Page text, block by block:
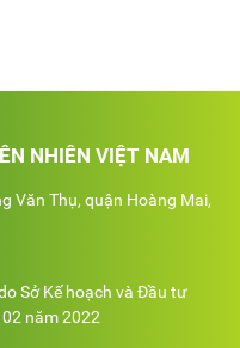
NHIÊN VIỆT NAM
Văn Thụ, quận Hoàng Mai,
Sở Kế hoạch và Đầu tư
năm 2022